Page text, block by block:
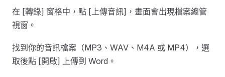
在 [轉錄] 窗格中，點 [上傳音訊]，畫面會出現檔案總管
視窗。
找到你的音訊檔案（MP3、WAV、M4A 或 MP4），選
取後點 [開啟] 上傳到 Word。